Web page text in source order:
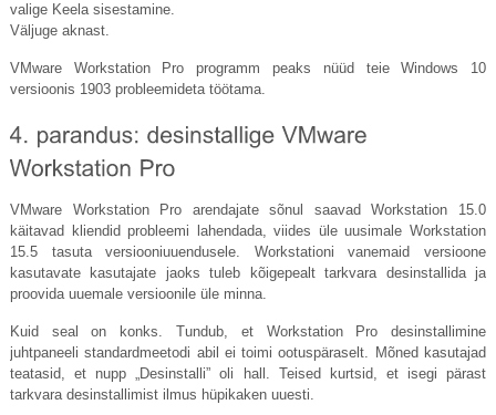
valige Keela sisestamine.
Väljuge aknast.
VMware Workstation Pro programm peaks nüüd teie Windows 10
versioonis 1903 probleemideta töötama.
VMware Workstation Pro arendajate sõnul saavad Workstation 15.0
käitavad kliendid probleemi lahendada, viides üle uusimale Workstation
15.5 tasuta versiooniuuendusele. Workstationi vanemaid versioone
kasutavate kasutajate jaoks tuleb kõigepealt tarkvara desinstallida ja
proovida uuemale versioonile üle minna.
Kuid seal on konks. Tundub, et Workstation Pro desinstallimine
juhtpaneeli standardmeetodi abil ei toimi ootuspäraselt. Mõned kasutajad
teatasid, et nupp „Desinstalli” oli hall. Teised kurtsid, et isegi pärast
tarkvara desinstallimist ilmus hüpikaken uuesti.